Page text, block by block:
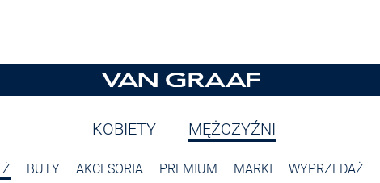
KOBIETY MĘŻCZYŹNI
BUTY AKCESORIA PREMIUM MARKI WYPRZEDAŻ